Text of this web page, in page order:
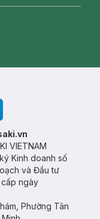
VIETNAM
Kinh doanh số
và Đầu tư
cấp ngày
Phường Tân